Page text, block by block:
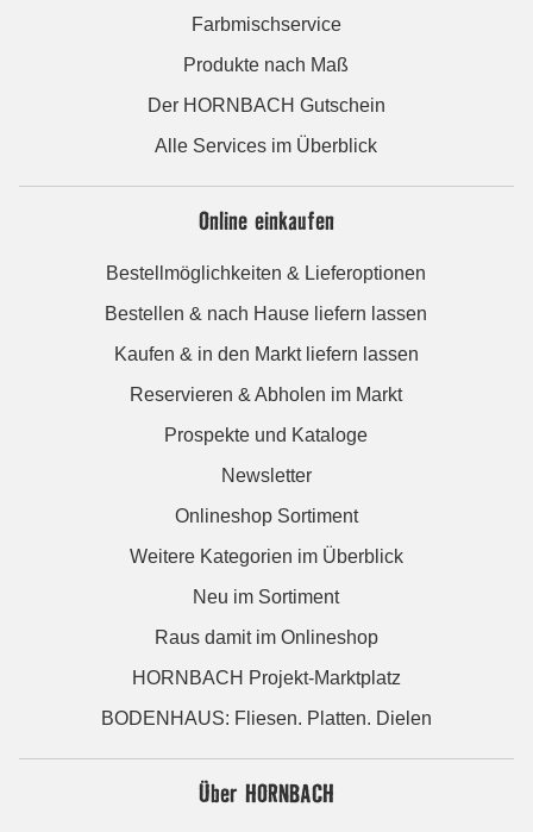
Farbmischservice
Produkte nach Maß
Der HORNBACH Gutschein
Alle Services im Überblick
Online einkaufen
Bestellmöglichkeiten & Lieferoptionen
Bestellen & nach Hause liefern lassen
Kaufen & in den Markt liefern lassen
Reservieren & Abholen im Markt
Prospekte und Kataloge
Newsletter
Onlineshop Sortiment
Weitere Kategorien im Überblick
Neu im Sortiment
Raus damit im Onlineshop
HORNBACH Projekt-Marktplatz
BODENHAUS: Fliesen. Platten. Dielen
Über HORNBACH